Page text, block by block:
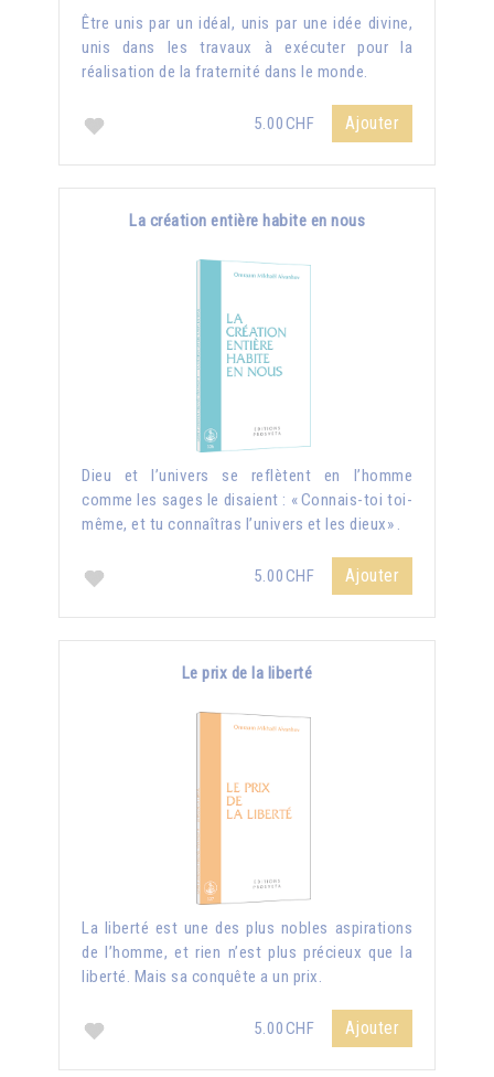
Être unis par un idéal, unis par une idée divine,
unis dans les travaux à exécuter pour la
réalisation de la fraternité dans le monde.
5.00CHF Ajouter
La création entière habite en nous
Dieu et l’univers se reflètent en l’homme
comme les sages le disaient : « Connais-toi toi-
même, et tu connaîtras l’univers et les dieux» .
5.00CHF Ajouter
Le prix de la liberté
La liberté est une des plus nobles aspirations
de l’homme, et rien n’est plus précieux que la
liberté. Mais sa conquête a un prix.
5.00CHF Ajouter